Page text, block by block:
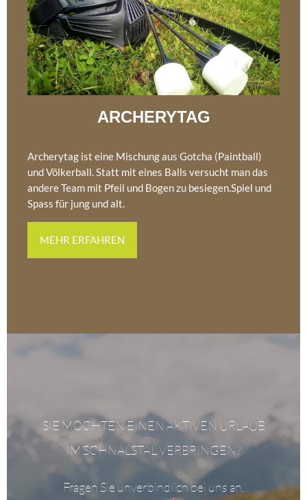
ARCHERYTAG
Archerytag ist eine Mischung aus Gotcha (Paintball)
und Völkerball. Statt mit eines Balls versucht man das
andere Team mit Pfeil und Bogen zu besiegen.Spiel und
Spass für jung und alt.
MEHR ERFAHREN
SIE MÖCHTEN EINEN AKTIVEN URLAUB
IM SCHNALSTAL VERBRINGEN?
Fragen Sie unverbindlich bei uns an.